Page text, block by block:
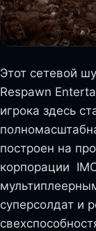
Этот сетевой
Respawn
игрока здесь
построен на
корпорации
суперсолдат и